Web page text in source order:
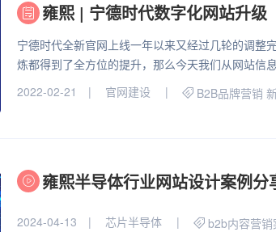
雍熙 | 宁德时代数字化网站升级
宁德时代全新官网上线一年以来又经过几轮的调整
炼都得到了全方位的提升，那么今天我们从网站信
2022-02-21
官网建设 B2B品牌营销
雍熙半导体行业网站设计案例分
2024-04-13 芯片半导体 b2b内容营销